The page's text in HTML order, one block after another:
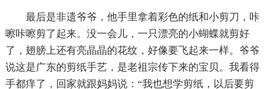
最后是非遗爷爷，他手里拿着彩色的纸和小剪刀，咔
嚓咔嚓剪了起来。没一会儿，一只漂亮的小蝴蝶就剪好
了，翅膀上还有亮晶晶的花纹，好像要飞起来一样。爷爷
说这是广东的剪纸手艺，是老祖宗传下来的宝贝。我看得
手都痒了，回家就跟妈妈说：“我也想学剪纸，以后要剪